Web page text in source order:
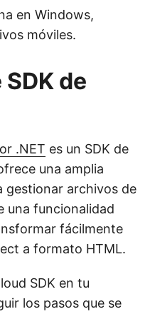
en Windows,
móviles.
de
.NET es un SDK de
una amplia
gestionar archivos de
una funcionalidad
fácilmente
a formato HTML.
SDK en tu
los pasos que se